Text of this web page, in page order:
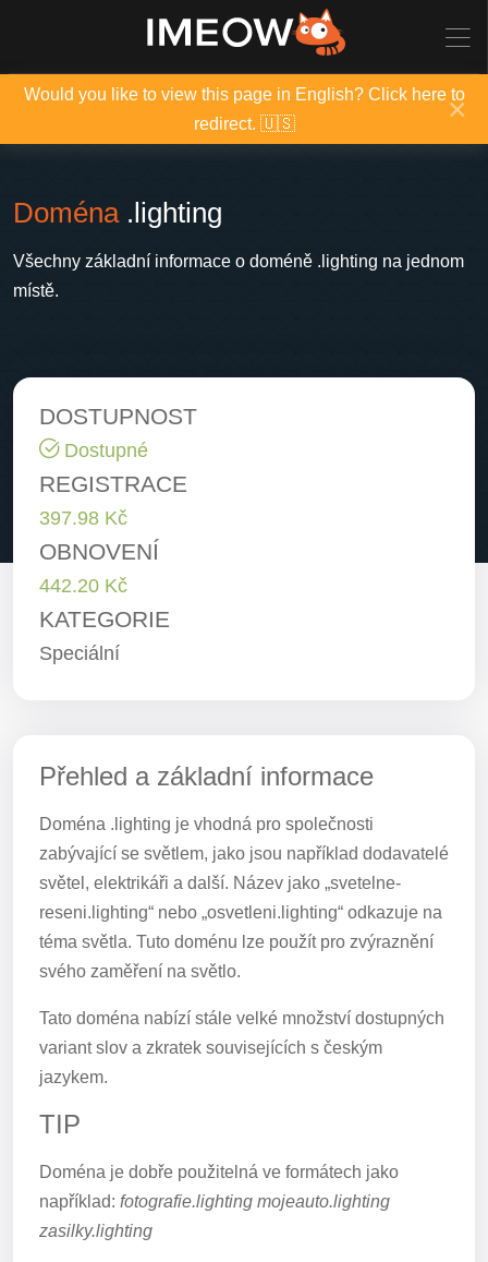
Would you like to view this page in English? Click here to
redirect. 🇺🇸
×
Doména.lighting
Všechny základní informace o doméně .lighting na jednom
místě.
DOSTUPNOST
Dostupné
REGISTRACE
397.98 Kč
OBNOVENÍ
442.20 Kč
KATEGORIE
Speciální
Přehled a základní informace
Doména .lighting je vhodná pro společnosti
zabývající se světlem, jako jsou například dodavatelé
světel, elektrikáři a další. Název jako „svetelne-
reseni.lighting“ nebo „osvetleni.lighting“ odkazuje na
téma světla. Tuto doménu lze použít pro zvýraznění
svého zaměření na světlo.
Tato doména nabízí stále velké množství dostupných
variant slov a zkratek souvisejících s českým
jazykem.
TIP
Doména je dobře použitelná ve formátech jako
například: fotografie.lighting mojeauto.lighting
zasilky.lighting